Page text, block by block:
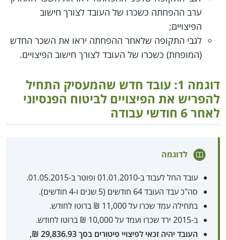
ערב ההפחתה כשכרו של העובד לצורך חישוב
הפיצויים;
לגבי התקופה שלאחר ההפחתה יראו את השכר החדש
(המופחת) כשכרו של העובד לצורך חישוב הפיצויים.
דוגמה 1: עובד חדש שהמעסיק התחיל
להפריש את הפיצויים לביטוח הפנסיוני
לאחר 6 חודשי עבודה
לדוגמה
עובד החל לעבוד ב-01.01.2010 ופוטר ב-01.05.2015.
סה"כ עבד העובד 64 חודשים (5 שנים ו-4 חודשים).
בתחילה עמד שכרו על 11,000 ₪ ברוטו לחודש.
ב-2015 ירד שכרו ועמד על 10,000 ₪ ברוטו לחודש.
העובד יהיה זכאי לפיצויי פיטורים בסך 29,836.93 ₪,